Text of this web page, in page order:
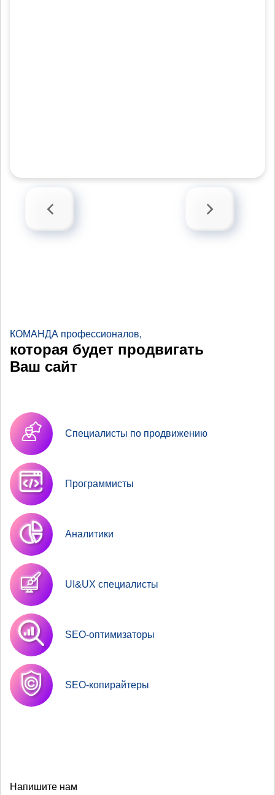
КОМАНДА профессионалов,
которая будет продвигать
Ваш сайт
Специалисты по продвижению
Программисты
Аналитики
UI&UX специалисты
SEO-оптимизаторы
SEO-копирайтеры
Напишите нам